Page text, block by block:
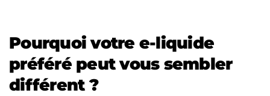
Pourquoi votre e-liquide
préféré peut vous sembler
différent ?